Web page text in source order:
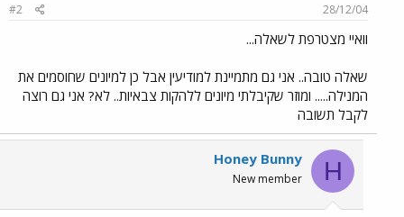
28/12/04
#2
וואיי מצטרפת לשאלה...
שאלה טובה.. אני גם מתמיינת למודיעין אבל כן למיונים שחוסמים את
המנילה..... ומוזר שקיבלתי מיונים ללהקות צבאיות.. לא? אני גם רוצה
לקבל תשובה
H
Honey Bunny
New member